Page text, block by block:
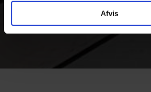
Afvis